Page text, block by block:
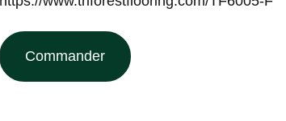
Commander